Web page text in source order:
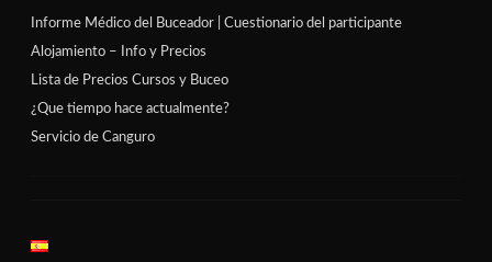
Informe Médico del Buceador | Cuestionario del participante
Alojamiento – Info y Precios
Lista de Precios Cursos y Buceo
¿Que tiempo hace actualmente?
Servicio de Canguro